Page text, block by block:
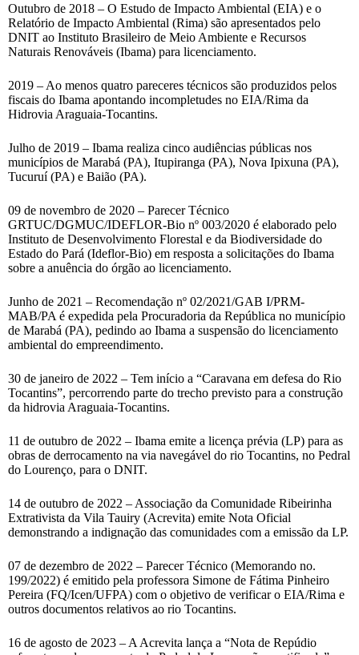
Outubro de 2018 – O Estudo de Impacto Ambiental (EIA) e o
Relatório de Impacto Ambiental (Rima) são apresentados pelo
DNIT ao Instituto Brasileiro de Meio Ambiente e Recursos
Naturais Renováveis (Ibama) para licenciamento.
2019 – Ao menos quatro pareceres técnicos são produzidos pelos
fiscais do Ibama apontando incompletudes no EIA/Rima da
Hidrovia Araguaia-Tocantins.
Julho de 2019 – Ibama realiza cinco audiências públicas nos
municípios de Marabá (PA), Itupiranga (PA), Nova Ipixuna (PA),
Tucuruí (PA) e Baião (PA).
09 de novembro de 2020 – Parecer Técnico
GRTUC/DGMUC/IDEFLOR-Bio nº 003/2020 é elaborado pelo
Instituto de Desenvolvimento Florestal e da Biodiversidade do
Estado do Pará (Ideflor-Bio) em resposta a solicitações do Ibama
sobre a anuência do órgão ao licenciamento.
Junho de 2021 – Recomendação nº 02/2021/GAB I/PRM-
MAB/PA é expedida pela Procuradoria da República no município
de Marabá (PA), pedindo ao Ibama a suspensão do licenciamento
ambiental do empreendimento.
30 de janeiro de 2022 – Tem início a “Caravana em defesa do Rio
Tocantins”, percorrendo parte do trecho previsto para a construção
da hidrovia Araguaia-Tocantins.
11 de outubro de 2022 – Ibama emite a licença prévia (LP) para as
obras de derrocamento na via navegável do rio Tocantins, no Pedral
do Lourenço, para o DNIT.
14 de outubro de 2022 – Associação da Comunidade Ribeirinha
Extrativista da Vila Tauiry (Acrevita) emite Nota Oficial
demonstrando a indignação das comunidades com a emissão da LP.
07 de dezembro de 2022 – Parecer Técnico (Memorando no.
199/2022) é emitido pela professora Simone de Fátima Pinheiro
Pereira (FQ/Icen/UFPA) com o objetivo de verificar o EIA/Rima e
outros documentos relativos ao rio Tocantins.
16 de agosto de 2023 – A Acrevita lança a “Nota de Repúdio